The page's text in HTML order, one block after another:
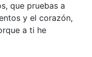
que pruebas a
y el corazón,
a ti he